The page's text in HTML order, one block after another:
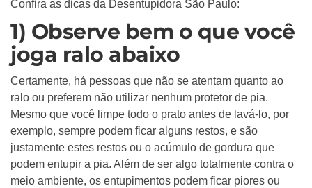
Confira as dicas da Desentupidora São Paulo:
1) Observe bem o que você
joga ralo abaixo
Certamente, há pessoas que não se atentam quanto ao
ralo ou preferem não utilizar nenhum protetor de pia.
Mesmo que você limpe todo o prato antes de lavá-lo, por
exemplo, sempre podem ficar alguns restos, e são
justamente estes restos ou o acúmulo de gordura que
podem entupir a pia. Além de ser algo totalmente contra o
meio ambiente, os entupimentos podem ficar piores ou